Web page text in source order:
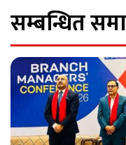
सम्बन्धित